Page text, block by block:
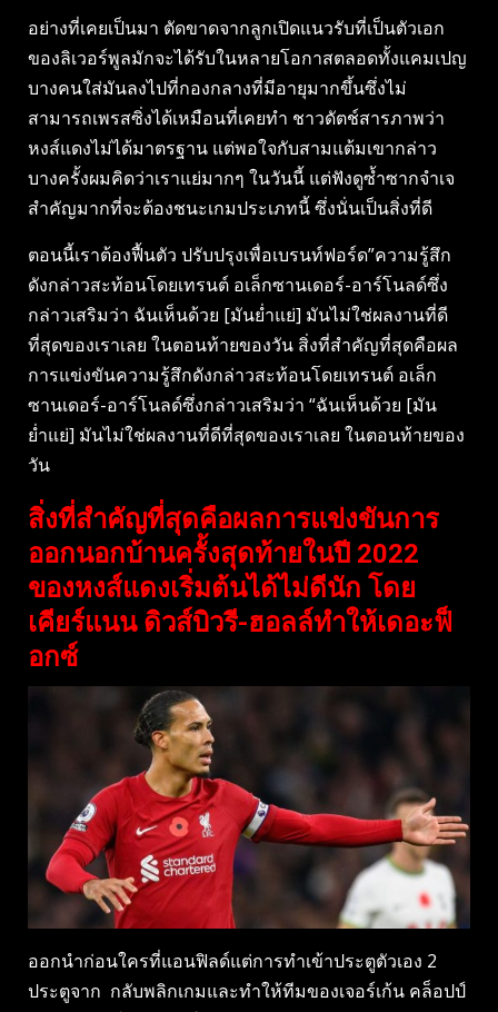
อย่างที่เคยเป็นมา ตัดขาดจากลูกเปิดแนวรับที่เป็นตัวเอก
ของลิเวอร์พูลมักจะได้รับในหลายโอกาสตลอดทั้งแคมเปญ
บางคนใส่มันลงไปที่กองกลางที่มีอายุมากขึ้นซึ่งไม่
สามารถเพรสซิ่งได้เหมือนที่เคยทำ ชาวดัตช์สารภาพว่า
หงส์แดงไม่ได้มาตรฐาน แต่พอใจกับสามแต้มเขากล่าว
บางครั้งผมคิดว่าเราแย่มากๆ ในวันนี้ แต่ฟังดูซ้ำซากจำเจ
สำคัญมากที่จะต้องชนะเกมประเภทนี้ ซึ่งนั่นเป็นสิ่งที่ดี
ตอนนี้เราต้องฟื้นตัว ปรับปรุงเพื่อเบรนท์ฟอร์ด”ความรู้สึก
ดังกล่าวสะท้อนโดยเทรนต์ อเล็กซานเดอร์-อาร์โนลด์ซึ่ง
กล่าวเสริมว่า ฉันเห็นด้วย [มันย่ำแย่] มันไม่ใช่ผลงานที่ดี
ที่สุดของเราเลย ในตอนท้ายของวัน สิ่งที่สำคัญที่สุดคือผล
การแข่งขันความรู้สึกดังกล่าวสะท้อนโดยเทรนต์ อเล็ก
ซานเดอร์-อาร์โนลด์ซึ่งกล่าวเสริมว่า “ฉันเห็นด้วย [มัน
ย่ำแย่] มันไม่ใช่ผลงานที่ดีที่สุดของเราเลย ในตอนท้ายของ
วัน
สิ่งที่สำคัญที่สุดคือผลการแข่งขันการ
ออกนอกบ้านครั้งสุดท้ายในปี 2022
ของหงส์แดงเริ่มต้นได้ไม่ดีนัก โดย
เคียร์แนน ดิวส์บิวรี-ฮอลล์ทำให้เดอะฟ็
อกซ์
ออกนำก่อนใครที่แอนฟิลด์แต่การทำเข้าประตูตัวเอง 2
ประตูจาก กลับพลิกเกมและทำให้ทีมของเจอร์เก้น คล็อปป์